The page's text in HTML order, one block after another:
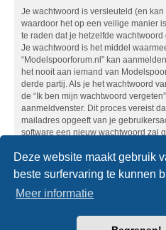
Deze website maakt gebruik
beste surfervaring te kunnen
Meer informatie
Je wachtwoord is versleuteld (en
waardoor het op een veilige manier
te raden dat je hetzelfde
Je wachtwoord is het middel
“Modelspoorforum.nl” kan
het nooit aan iemand van
derde partij. Als je het wachtwoord
de “Ik ben mijn wachtwoord
aanmeldvenster. Dit proces vereist
mailadres opgeeft van je
software een nieuw wachtwoord zal
Home Forumoverzicht
® Forum Software © phpBB